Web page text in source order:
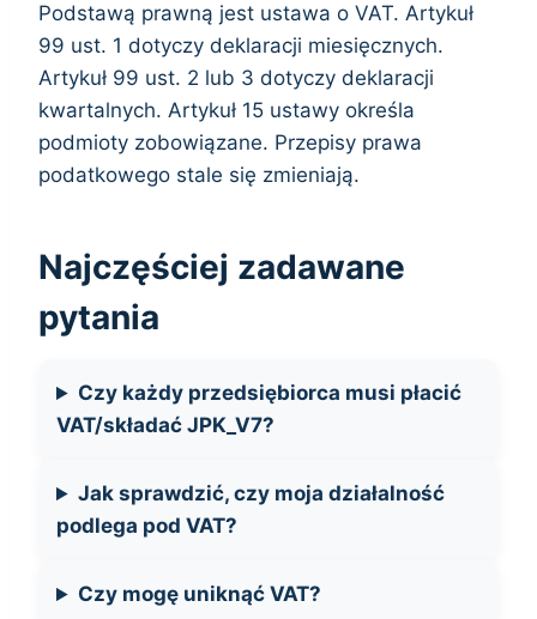
Podstawą prawną jest ustawa o VAT. Artykuł
99 ust. 1 dotyczy deklaracji miesięcznych.
Artykuł 99 ust. 2 lub 3 dotyczy deklaracji
kwartalnych. Artykuł 15 ustawy określa
podmioty zobowiązane. Przepisy prawa
podatkowego stale się zmieniają.
Najczęściej zadawane
pytania
Czy każdy przedsiębiorca musi płacić
VAT/składać JPK_V7?
Jak sprawdzić, czy moja działalność
podlega pod VAT?
Czy mogę uniknąć VAT?